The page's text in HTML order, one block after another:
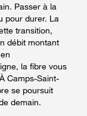
Passer à la
pour durer. La
transition,
débit montant
la fibre vous
Camps-Saint-
se poursuit
demain.